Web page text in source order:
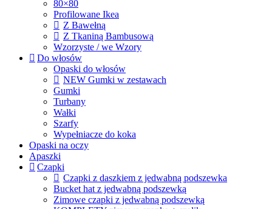
80×80
Profilowane Ikea
Z Bawełną
Z Tkaniną Bambusową
Wzorzyste / we Wzory
Do włosów
Opaski do włosów
NEW Gumki w zestawach
Gumki
Turbany
Wałki
Szarfy
Wypełniacze do koka
Opaski na oczy
Apaszki
Czapki
Czapki z daszkiem z jedwabną podszewka
Bucket hat z jedwabną podszewką
Zimowe czapki z jedwabną podszewką